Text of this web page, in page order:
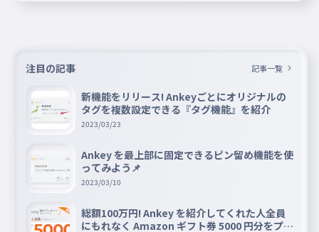
注目の記事 記事一覧
新機能をリリース! Ankeyごとにオリジナルの
タグを複数設定できる『タグ機能』を紹介
2023/03/23
Ankey を最上部に固定できるピン留め機能を使
ってみよう📌
2023/03/10
総額100万円! Ankey を紹介してくれた人全員
にもれなく Amazon ギフト券 5000 円分をプレ